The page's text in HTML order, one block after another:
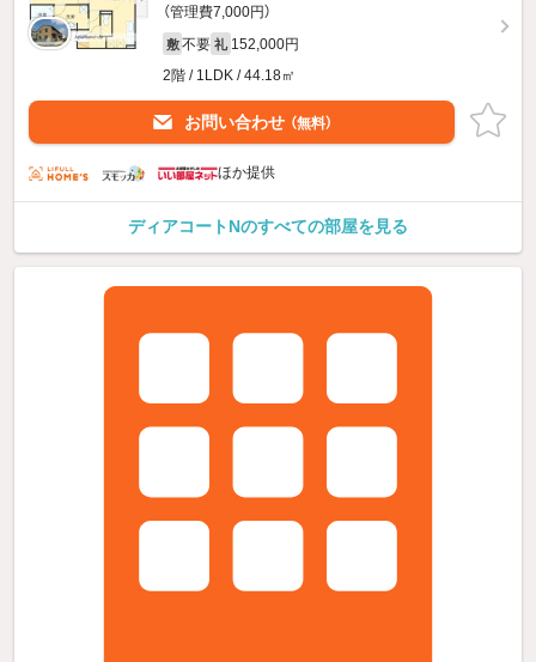
（管理費7,000円）
敷 不要 礼 152,000円
2階 / 1LDK / 44.18㎡
お問い合わせ （無料）
ほか提供
ディアコートNのすべての部屋を見る